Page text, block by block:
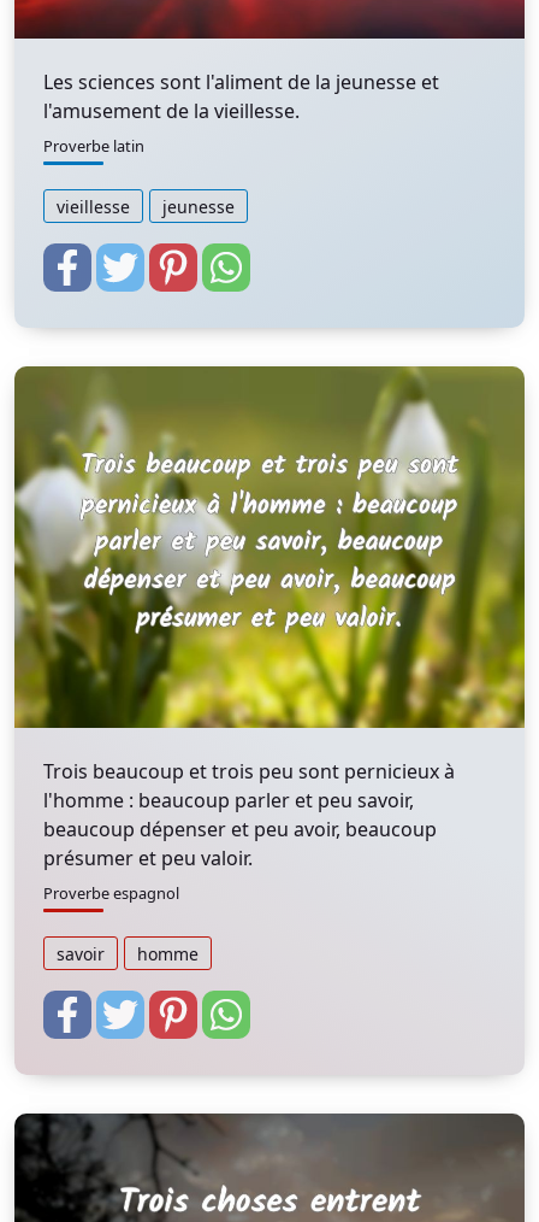
Les sciences sont l'aliment de la jeunesse et
l'amusement de la vieillesse.
Proverbe latin
vieillesse jeunesse
Trois beaucoup et trois peu sont pernicieux à
l'homme : beaucoup parler et peu savoir,
beaucoup dépenser et peu avoir, beaucoup
présumer et peu valoir.
Proverbe espagnol
savoir homme